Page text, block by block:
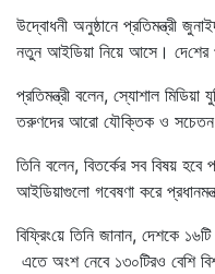
উদ্বোধনী অনুষ্ঠানে প্র‌তিমন্ত্রী
নতুন আই‌ডিয়া নিয়ে আসে। দে‌শের
প্রতিমন্ত্রী বলেন, স্যোশাল
তরুণদের আরো যৌক্তিক ও সচেতন
তি‌নি বলেন, ‌বিতর্কের সব বিষয় হবে
আই‌ডিয়াগুলো গবেষণা করে
‌বি‌ফ্রিং‌য়ে ‌তি‌নি জানা‌ন, দেশকে
এতে অংশ নেবে ১৩০টিরও বে‌শি